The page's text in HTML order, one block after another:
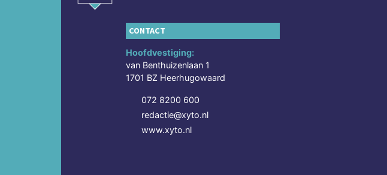
CONTACT
Hoofdvestiging:
van Benthuizenlaan 1
1701 BZ Heerhugowaard
072 8200 600
redactie@xyto.nl
www.xyto.nl